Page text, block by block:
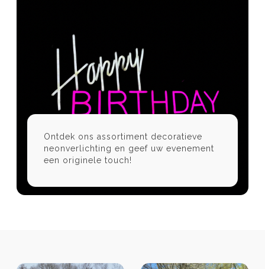
Ontdek ons assortiment decoratieve
neonverlichting en geef uw evenement
een originele touch!